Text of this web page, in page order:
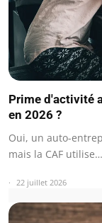
Prime d'activité
en 2026 ?
Oui, un auto-
mais la CAF utilise…
22 juillet 2026